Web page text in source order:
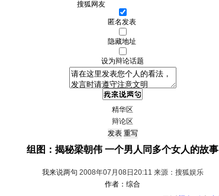
匿名发表
隐藏地址
设为辩论话题
精华区
辩论区
组图：揭秘梁朝伟 一个男人同多个女人的故事
我来说两句 2008年07月08日20:11 来源：搜狐娱乐
作者：综合